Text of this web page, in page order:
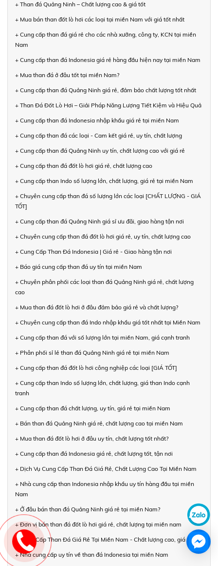
+ Than đá Quảng Ninh – Chất lượng cao & giá tốt
+ Mua bán than đốt lò hơi các loại tại miền Nam với giá tốt nhất
+ Cung cấp than đá giá rẻ cho các nhà xưởng, công ty, KCN tại miền
Nam
+ Cung cấp than đá Indonesia giá rẻ hàng đầu hiện nay tại miền Nam
+ Mua than đá ở đâu tốt tại miền Nam?
+ Cung cấp than đá Quảng Ninh giá rẻ, đảm bảo chất lượng tốt nhất
+ Than Đá Đốt Lò Hơi – Giải Pháp Năng Lượng Tiết Kiệm và Hiệu Quả
+ Cung cấp than đá Indonesia nhập khẩu giá rẻ tại miền Nam
+ Cung cấp than đá các loại - Cam kết giá rẻ, uy tín, chất lượng
+ Cung cấp than đá Quảng Ninh uy tín, chất lượng cao với giá rẻ
+ Cung cấp than đá đốt lò hơi giá rẻ, chất lượng cao
+ Cung cấp than Indo số lượng lớn, chất lượng, giá rẻ tại miền Nam
+ Chuyên cung cấp than đá số lượng lớn các loại [CHẤT LƯỢNG - GIÁ
TỐT]
+ Cung cấp than đá Quảng Ninh giá sỉ ưu đãi, giao hàng tận nơi
+ Chuyên cung cấp than đá đốt lò hơi giá rẻ, uy tín, chất lượng cao
+ Cung Cấp Than Đá Indonesia | Giá rẻ - Giao hàng tận nơi
+ Báo giá cung cấp than đá uy tín tại miền Nam
+ Chuyên phân phối các loại than đá Quảng Ninh giá rẻ, chất lượng
cao
+ Mua than đá đốt lò hơi ở đâu đảm bảo giá rẻ và chất lượng?
+ Chuyên cung cấp than đá Indo nhập khẩu giá tốt nhất tại Miền Nam
+ Cung cấp than đá với số lượng lớn tại miền Nam, giá cạnh tranh
+ Phân phối sỉ lẻ than đá Quảng Ninh giá rẻ tại miền Nam
+ Cung cấp than đá đốt lò hơi công nghiệp các loại [GIÁ TỐT]
+ Cung cấp than Indo số lượng lớn, chất lượng, giá than Indo cạnh
tranh
+ Cung cấp than đá chất lượng, uy tín, giá rẻ tại miền Nam
+ Bán than đá Quảng Ninh giá rẻ, chất lượng cao tại miền Nam
+ Mua than đá đốt lò hơi ở đâu uy tín, chất lượng tốt nhất?
+ Cung cấp than đá Indonesia giá rẻ, chất lượng tốt, tận nơi
+ Dịch Vụ Cung Cấp Than Đá Giá Rẻ, Chất Lượng Cao Tại Miền Nam
+ Nhà cung cấp than Indonesia nhập khẩu uy tín hàng đầu tại miền
Nam
+ Ở đâu bán than đá Quảng Ninh giá rẻ tại miền Nam?
+ Đơn vị bán than đá đốt lò hơi giá rẻ, chất lượng tại miền nam
+ Cung Cấp Than Đá Giá Rẻ Tại Miền Nam - Chất lượng cao, giá rẻ
+ Nhà cung cấp uy tín về than đá Indonesia tại miền Nam